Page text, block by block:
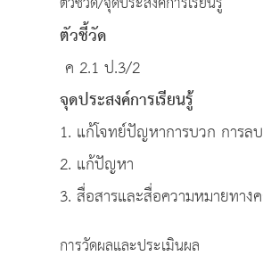
ตัวชี้วัด
ค 2.1 ป.3/2
จุดประสงค์การเรียนรู้
1. แก้โจทย์ปัญหาการบวก การล
2. แก้ปัญหา
3. สื่อสารและสื่อความหมายทา
การวัดผลและประเมินผล